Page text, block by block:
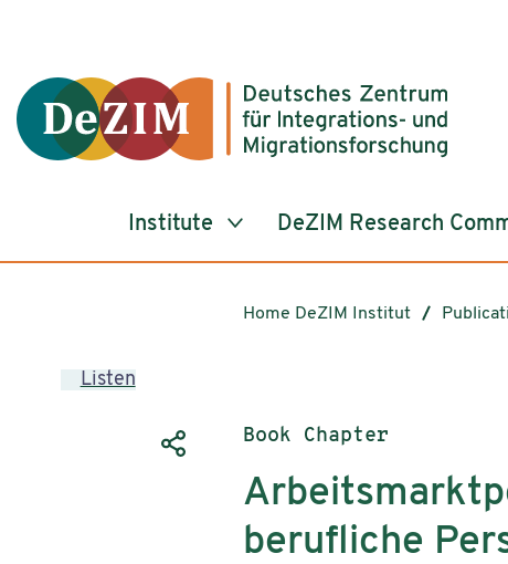
Institute DeZIM Research
Home DeZIM Institut
Listen
Publication type:
Book Chapter
berufliche